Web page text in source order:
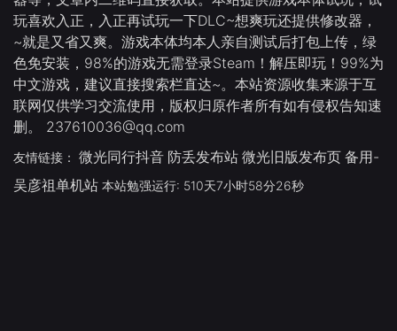
玩喜欢入正，入正再试玩一下DLC~想爽玩还提供修改器，
~就是又省又爽。游戏本体均本人亲自测试后打包上传，绿
色免安装，98%的游戏无需登录Steam！解压即玩！99%为
中文游戏，建议直接搜索栏直达~。本站资源收集来源于互
联网仅供学习交流使用，版权归原作者所有如有侵权告知速
删。 237610036@qq.com
友情链接： 微光同行抖音 防丢发布站 微光旧版发布页 备用-
吴彦祖单机站 本站勉强运行: 510天7小时58分27秒